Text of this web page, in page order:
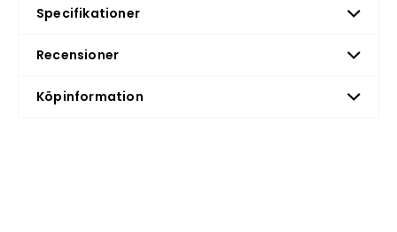
Specifikationer
Recensioner
Köpinformation